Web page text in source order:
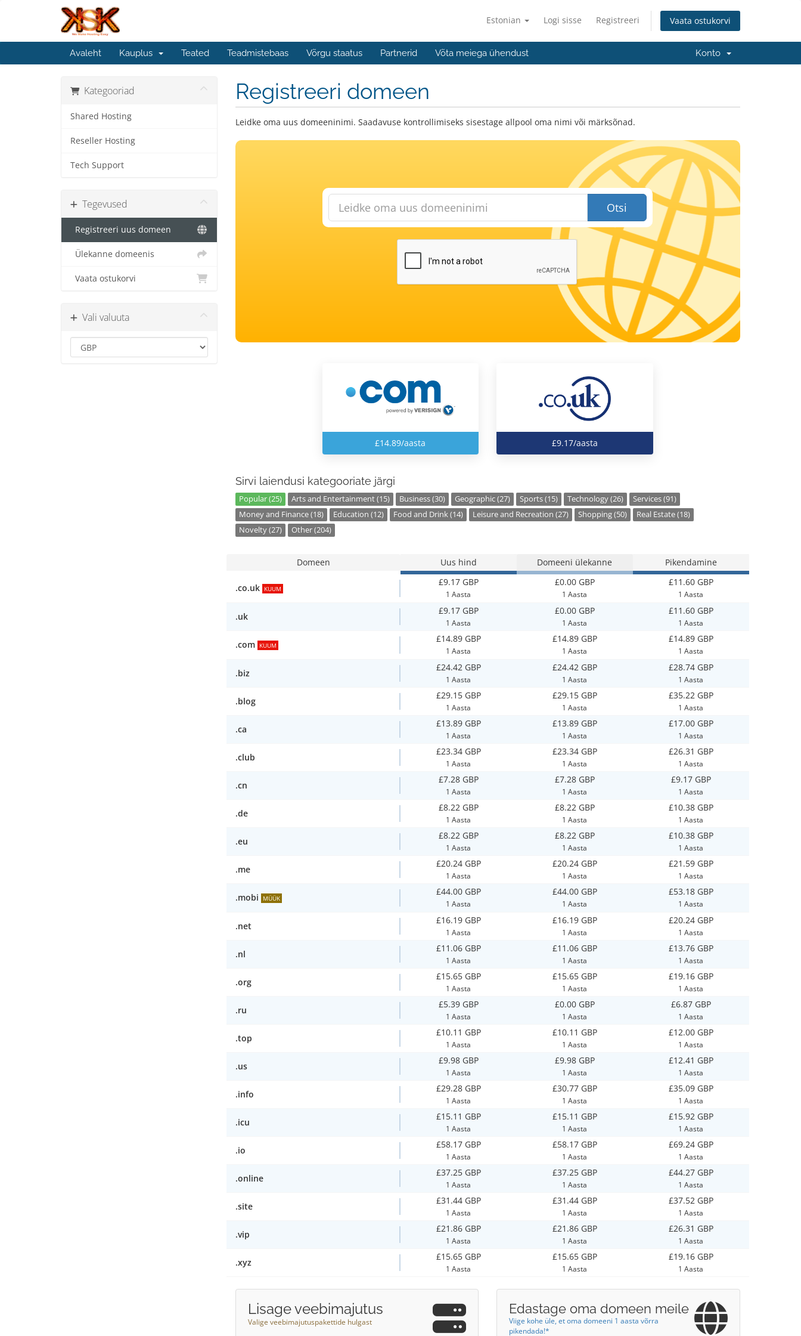
Estonian Logi sisse Registreeri Vaata ostukorvi
Avaleht Kauplus Teated Teadmistebaas Võrgu staatus Partnerid Võta meiega ühendust Konto
Kategooriad
Shared Hosting
Reseller Hosting
Tech Support
Tegevused
Registreeri uus domeen
Ülekanne domeenis
Vaata ostukorvi
Vali valuuta
Registreeri domeen
Leidke oma uus domeeninimi. Saadavuse kontrollimiseks sisestage allpool oma nimi või märksõnad.
Otsi
£14.89/aasta £9.17/aasta
Sirvi laiendusi kategooriate järgi
Popular (25) Arts and Entertainment (15) Business (30) Geographic (27) Sports (15) Technology (26)
Services (91)
Money and Finance (18)
Education (12) Food and Drink (14) Leisure and Recreation (27) Shopping (50)
Real Estate (18)
Novelty (27)
Other (204)
Domeen Uus hind Domeeni ülekanne Pikendamine
.co.uk KUUM
£9.17 GBP
1 Aasta
£0.00 GBP
1 Aasta
£11.60 GBP
1 Aasta
.uk
£9.17 GBP
1 Aasta
£0.00 GBP
1 Aasta
£11.60 GBP
1 Aasta
.com KUUM
£14.89 GBP
1 Aasta
£14.89 GBP
1 Aasta
£14.89 GBP
1 Aasta
.biz
£24.42 GBP
1 Aasta
£24.42 GBP
1 Aasta
£28.74 GBP
1 Aasta
.blog
£29.15 GBP
1 Aasta
£29.15 GBP
1 Aasta
£35.22 GBP
1 Aasta
.ca
£13.89 GBP
1 Aasta
£13.89 GBP
1 Aasta
£17.00 GBP
1 Aasta
.club
£23.34 GBP
1 Aasta
£23.34 GBP
1 Aasta
£26.31 GBP
1 Aasta
.cn
£7.28 GBP
1 Aasta
£7.28 GBP
1 Aasta
£9.17 GBP
1 Aasta
.de
£8.22 GBP
1 Aasta
£8.22 GBP
1 Aasta
£10.38 GBP
1 Aasta
.eu
£8.22 GBP
1 Aasta
£8.22 GBP
1 Aasta
£10.38 GBP
1 Aasta
.me
£20.24 GBP
1 Aasta
£20.24 GBP
1 Aasta
£21.59 GBP
1 Aasta
.mobi MÜÜK
£44.00 GBP
1 Aasta
£44.00 GBP
1 Aasta
£53.18 GBP
1 Aasta
.net
£16.19 GBP
1 Aasta
£16.19 GBP
1 Aasta
£20.24 GBP
1 Aasta
.nl
£11.06 GBP
1 Aasta
£11.06 GBP
1 Aasta
£13.76 GBP
1 Aasta
.org
£15.65 GBP
1 Aasta
£15.65 GBP
1 Aasta
£19.16 GBP
1 Aasta
.ru
£5.39 GBP
1 Aasta
£0.00 GBP
1 Aasta
£6.87 GBP
1 Aasta
.top
£10.11 GBP
1 Aasta
£10.11 GBP
1 Aasta
£12.00 GBP
1 Aasta
.us
£9.98 GBP
1 Aasta
£9.98 GBP
1 Aasta
£12.41 GBP
1 Aasta
.info
£29.28 GBP
1 Aasta
£30.77 GBP
1 Aasta
£35.09 GBP
1 Aasta
.icu
£15.11 GBP
1 Aasta
£15.11 GBP
1 Aasta
£15.92 GBP
1 Aasta
.io
£58.17 GBP
1 Aasta
£58.17 GBP
1 Aasta
£69.24 GBP
1 Aasta
.online
£37.25 GBP
1 Aasta
£37.25 GBP
1 Aasta
£44.27 GBP
1 Aasta
.site
£31.44 GBP
1 Aasta
£31.44 GBP
1 Aasta
£37.52 GBP
1 Aasta
.vip
£21.86 GBP
1 Aasta
£21.86 GBP
1 Aasta
£26.31 GBP
1 Aasta
.xyz
£15.65 GBP
1 Aasta
£15.65 GBP
1 Aasta
£19.16 GBP
1 Aasta
Lisage veebimajutus
Valige veebimajutuspakettide hulgast
Edastage oma domeen meile
Viige kohe üle, et oma domeeni 1 aasta võrra
pikendada!*